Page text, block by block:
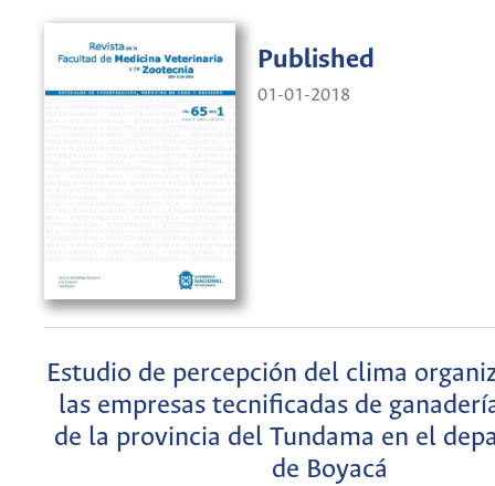
Published
01-01-2018
Estudio de percepción del clima
las empresas tecnificadas de
de la provincia del Tundama en el
de Boyacá